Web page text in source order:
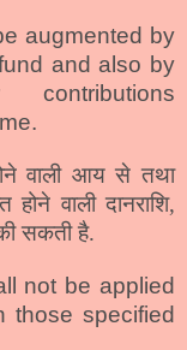
augmented by
and also by
वाली आय से तथा
वाली दानराशि,
सकती है.
not be applied
those specified